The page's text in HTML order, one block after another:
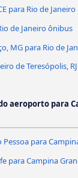
para Rio de Janeiro
de Janeiro ônibus
MG para Rio de
de Teresópolis, RJ
aeroporto para
para
para Campina